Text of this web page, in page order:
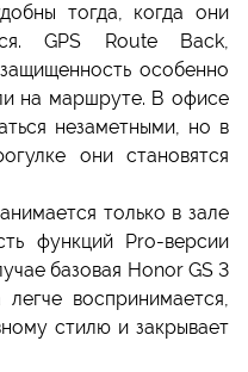
тогда, когда они
GPS Route Back,
особенно
на маршруте. В офисе
незаметными, но в
они становятся
только в зале
функций Pro-версии
базовая Honor GS 3
воспринимается,
стилю и закрывает